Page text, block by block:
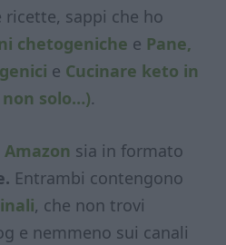
sappi che ho
chetogeniche e Pane,
e Cucinare keto in
solo…).
sia in formato
Entrambi contengono
, che non trovi
e nemmeno sui canali